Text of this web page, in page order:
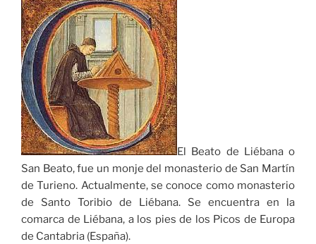
El Beato de Liébana o
San Beato, fue un monje del monasterio de San Martín
de Turieno. Actualmente, se conoce como monasterio
de Santo Toribio de Liébana. Se encuentra en la
comarca de Liébana, a los pies de los Picos de Europa
de Cantabria (España).